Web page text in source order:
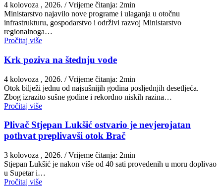
4 kolovoza , 2026. / Vrijeme čitanja: 2min
Ministarstvo najavilo nove programe i ulaganja u otočnu
infrastrukturu, gospodarstvo i održivi razvoj Ministarstvo
regionalnoga…
Pročitaj više
Krk poziva na štednju vode
4 kolovoza , 2026. / Vrijeme čitanja: 2min
Otok bilježi jednu od najsušnijih godina posljednjih desetljeća.
Zbog izrazito sušne godine i rekordno niskih razina…
Pročitaj više
Plivač Stjepan Lukšić ostvario je nevjerojatan
pothvat preplivavši otok Brač
3 kolovoza , 2026. / Vrijeme čitanja: 2min
St​jepan Lukšić je nakon više od 40 sati provedenih u moru doplivao
u Supetar i…
Pročitaj više